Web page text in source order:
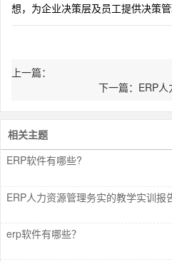
想，为企业决策层及员工提供决策管
上一篇：
下一篇：ERP
相关主题
ERP软件有哪些?
ERP人力资源管理务实的教学实训报
erp软件有哪些？